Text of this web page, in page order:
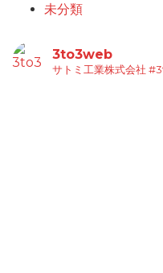
未分類
3to3web
サトミ工業株式会社